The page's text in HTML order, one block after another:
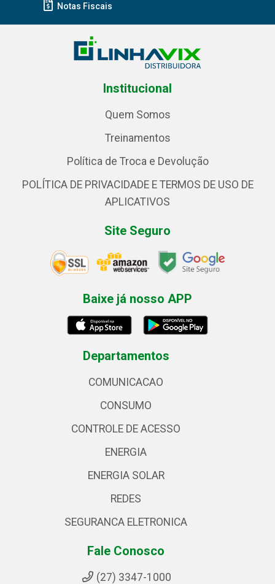
Notas Fiscais
Institucional
Quem Somos
Treinamentos
Política de Troca e Devolução
POLÍTICA DE PRIVACIDADE E TERMOS DE USO DE
APLICATIVOS
Site Seguro
Baixe já nosso APP
Departamentos
COMUNICACAO
CONSUMO
CONTROLE DE ACESSO
ENERGIA
ENERGIA SOLAR
REDES
SEGURANCA ELETRONICA
Fale Conosco
(27) 3347-1000